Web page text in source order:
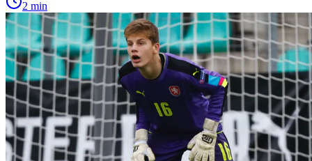
2 min